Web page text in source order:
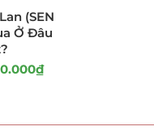
(SEN
Ở Đâu
₫